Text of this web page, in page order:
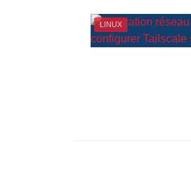
LINUX